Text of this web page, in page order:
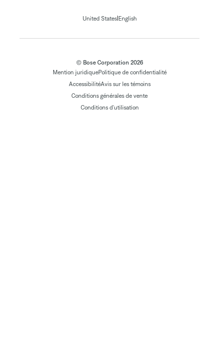
United States| English
© Bose Corporation 2026
Mention juridiquePolitique de confidentialité
AccessibilitéAvis sur les témoins
Conditions générales de vente
Conditions d'utilisation